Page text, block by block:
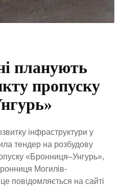
планують
пропуску
інфраструктури у
тендер на розбудову
«Бронниця–Унгурь»,
Могилів-
повідомляється на сайті